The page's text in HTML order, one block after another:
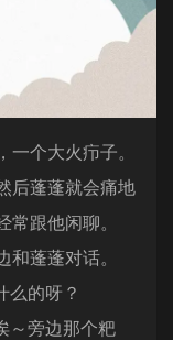
个大火疖子。
后蓬蓬就会痛地
跟他闲聊。
蓬蓬对话。
的呀？
旁边那个粑